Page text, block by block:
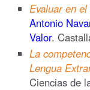
Evaluar en
Antonio
Valor.
La
Lengua
Ciencias de